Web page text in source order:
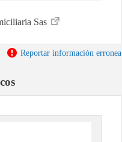
Sas
Reportar información erronea